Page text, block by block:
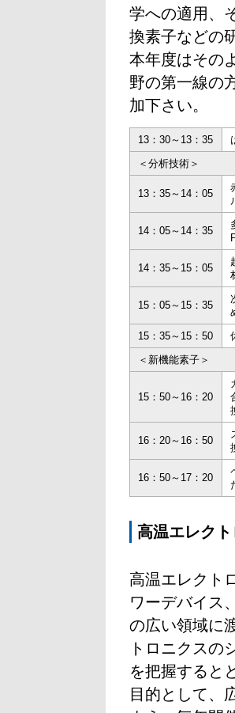
学への適用、
換素子などの
本年度はその
野の第一線の
加下さい。
13：30～13：35
＜分析技術＞
13：35～14：05
14：05～14：35
14：35～15：05
15：05～15：35
15：35～15：50
＜新機能素子＞
15：50～16：20
16：20～16：50
16：50～17：20
高温エレク
高温エレクト
ワーデバイス
の広い領域に
トロニクスの
を把握すると
目的として、